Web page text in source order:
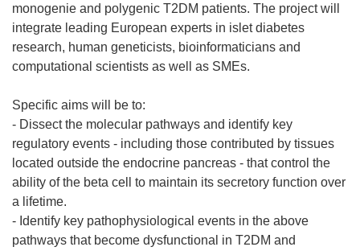
monogenie and polygenic T2DM patients. The project will
integrate leading European experts in islet diabetes
research, human geneticists, bioinformaticians and
computational scientists as well as SMEs.
Specific aims will be to:
- Dissect the molecular pathways and identify key
regulatory events - including those contributed by tissues
located outside the endocrine pancreas - that control the
ability of the beta cell to maintain its secretory function over
a lifetime.
- Identify key pathophysiological events in the above
pathways that become dysfunctional in T2DM and